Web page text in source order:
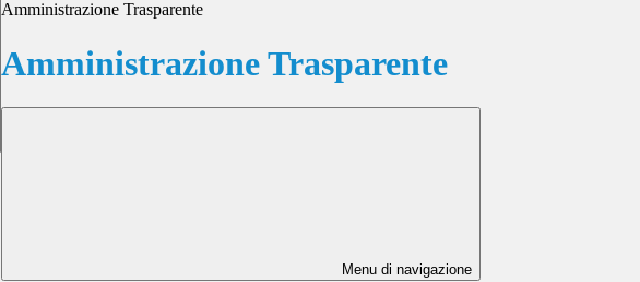
Amministrazione Trasparente
Amministrazione Trasparente
Menu di navigazione